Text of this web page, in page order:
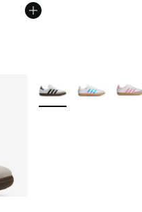
Plus de couleurs